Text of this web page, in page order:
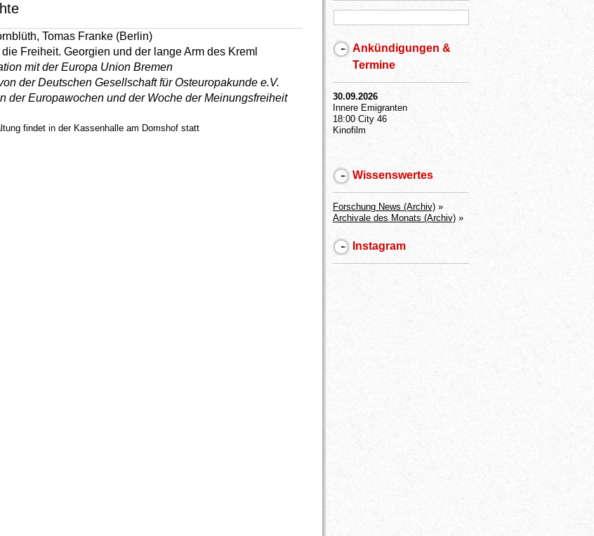
Ankündigungen &
Termine
30.09.2026
Innere Emigranten
18:00 City 46
Kinofilm
Wissenswertes
Forschung News (Archiv) »
Archivale des Monats (Archiv) »
Instagram
Tomas Franke (Berlin)
die Freiheit. Georgien und der lange Arm des Kreml
mit der Europa Union Bremen
der Deutschen Gesellschaft für Osteuropakunde e.V.
der Europawochen und der Woche der Meinungsfreiheit
findet in der Kassenhalle am Domshof statt